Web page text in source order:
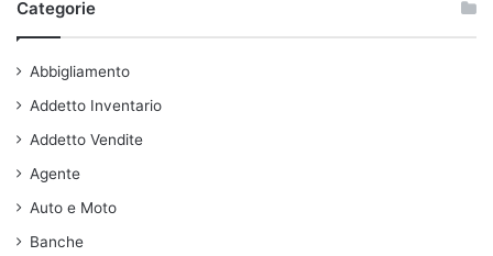
Categorie
Abbigliamento
Addetto Inventario
Addetto Vendite
Agente
Auto e Moto
Banche